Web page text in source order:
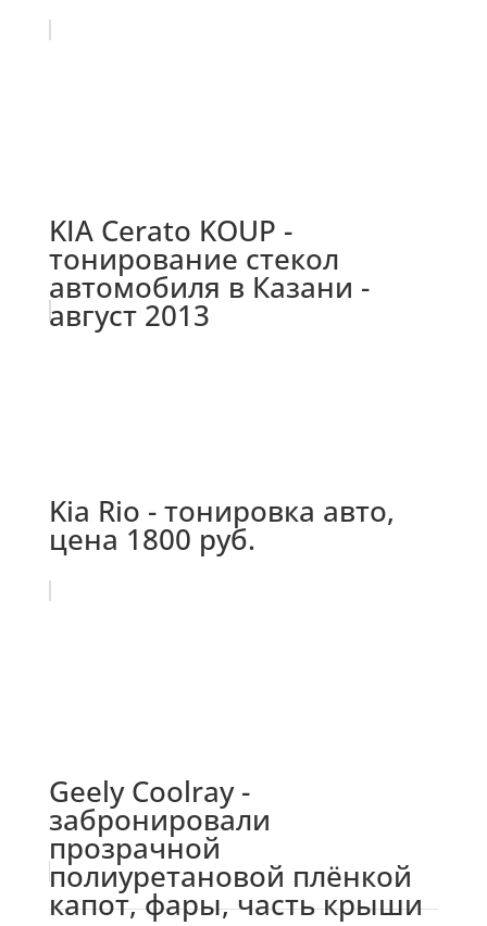
KIA Cerato KOUP -
тонирование стекол
автомобиля в Казани -
август 2013
Kia Rio - тонировка авто,
цена 1800 руб.
Geely Coolray -
забронировали
прозрачной
полиуретановой плёнкой
капот, фары, часть крыши